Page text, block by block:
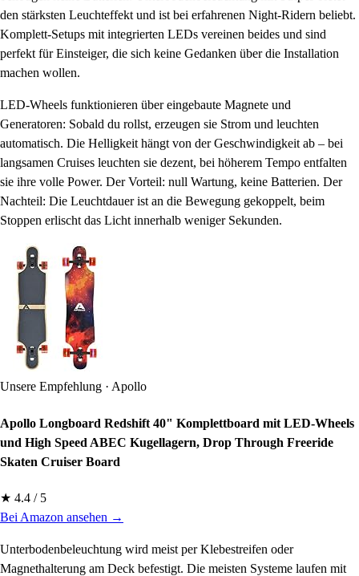
den stärksten Leuchteffekt und ist bei erfahrenen Night-Ridern beliebt.
Komplett-Setups mit integrierten LEDs vereinen beides und sind
perfekt für Einsteiger, die sich keine Gedanken über die Installation
machen wollen.
LED-Wheels funktionieren über eingebaute Magnete und
Generatoren: Sobald du rollst, erzeugen sie Strom und leuchten
automatisch. Die Helligkeit hängt von der Geschwindigkeit ab – bei
langsamen Cruises leuchten sie dezent, bei höherem Tempo entfalten
sie ihre volle Power. Der Vorteil: null Wartung, keine Batterien. Der
Nachteil: Die Leuchtdauer ist an die Bewegung gekoppelt, beim
Stoppen erlischt das Licht innerhalb weniger Sekunden.
Unsere Empfehlung · Apollo
Apollo Longboard Redshift 40" Komplettboard mit LED-Wheels
und High Speed ABEC Kugellagern, Drop Through Freeride
Skaten Cruiser Board
★ 4.4 / 5
Bei Amazon ansehen →
Unterbodenbeleuchtung wird meist per Klebestreifen oder
Magnethalterung am Deck befestigt. Die meisten Systeme laufen mit